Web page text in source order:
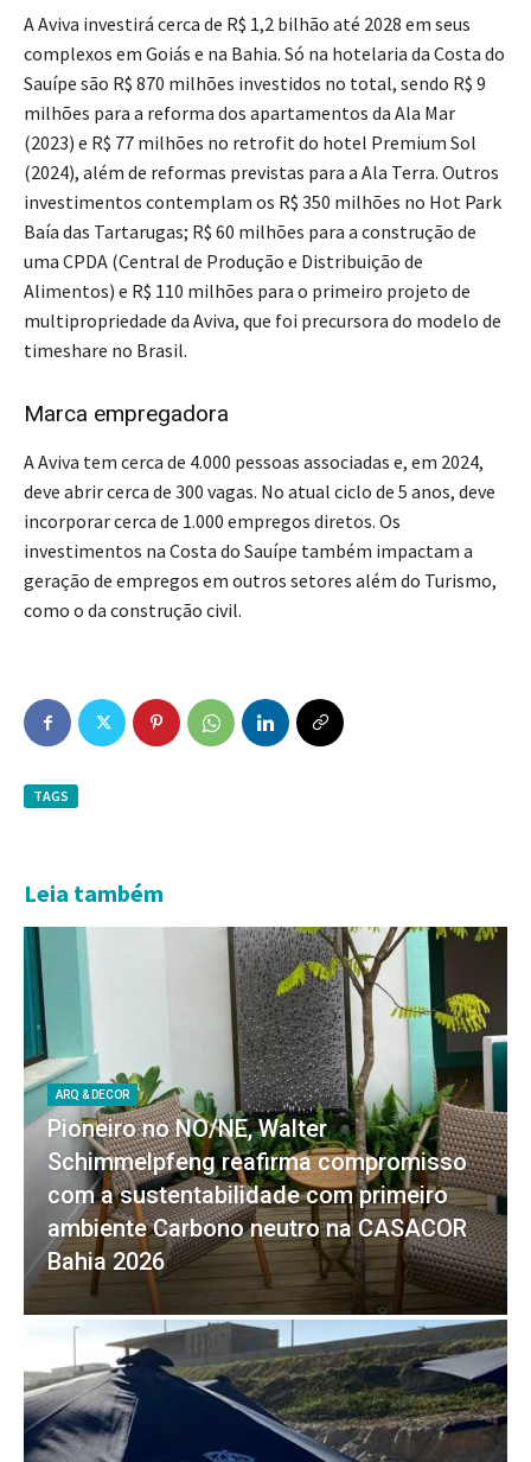
A Aviva investirá cerca de R$ 1,2 bilhão até 2028 em seus
complexos em Goiás e na Bahia. Só na hotelaria da Costa do
Sauípe são R$ 870 milhões investidos no total, sendo R$ 9
milhões para a reforma dos apartamentos da Ala Mar
(2023) e R$ 77 milhões no retrofit do hotel Premium Sol
(2024), além de reformas previstas para a Ala Terra. Outros
investimentos contemplam os R$ 350 milhões no Hot Park
Baía das Tartarugas; R$ 60 milhões para a construção de
uma CPDA (Central de Produção e Distribuição de
Alimentos) e R$ 110 milhões para o primeiro projeto de
multipropriedade da Aviva, que foi precursora do modelo de
timeshare no Brasil.
Marca empregadora
A Aviva tem cerca de 4.000 pessoas associadas e, em 2024,
deve abrir cerca de 300 vagas. No atual ciclo de 5 anos, deve
incorporar cerca de 1.000 empregos diretos. Os
investimentos na Costa do Sauípe também impactam a
geração de empregos em outros setores além do Turismo,
como o da construção civil.
TAGS
Leia também
ARQ & DECOR
Pioneiro no NO/NE, Walter
Schimmelpfeng reafirma compromisso
com a sustentabilidade com primeiro
ambiente Carbono neutro na CASACOR
Bahia 2026